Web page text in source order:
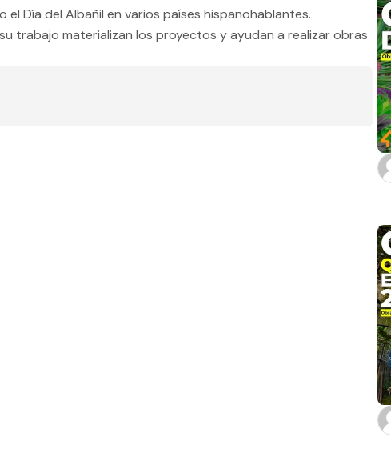
el Día del Albañil en varios países hispanohablantes.
trabajo materializan los proyectos y ayudan a realizar obras
Estado
m2 de terreno